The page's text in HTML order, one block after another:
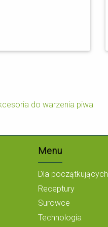
Menu
Dla początkujących
Receptury
Surowce
Technologia